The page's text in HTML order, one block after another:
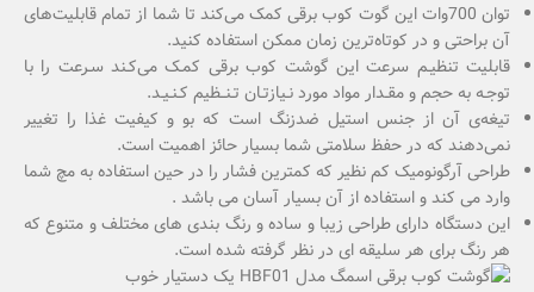
توان 700وات این گوت کوب برقی کمک می‌کند تا شما از تمام قابلیت‌های
آن براحتی و در کوتاه‌ترین زمان ممکن استفاده کنید.
قابلیت تنظیـم سرعت این گوشت‌ کوب برقی کمـک می‌کـند سـرعت را با
توجـه به حجم و مقـدار مواد مورد نـیازتـان تـنــظیم کـنـیـد.
تیغه‌ی آن از جنس استیل ضدزنگ است که بو و کیفیت غذا را تغییر
نمی‌دهند که در حفظ سلامتی شما بسیار حائز اهمیت است.
طراحی آرگونومیک کم نظیر که کمترین فشار را در حین استفاده به مچ شما
وارد می کند و استفاده از آن بسیار آسان می باشد .
این دستگاه دارای طراحی زیبا و ساده و رنگ بندی های مختلف و متنوع که
هر رنگ برای هر سلیقه ای در نظر گرفته شده است.